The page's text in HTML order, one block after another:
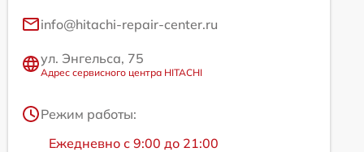
info@hitachi-repair-center.ru
ул. Энгельса, 75
Адрес сервисного центра HITACHI
Режим работы:
Ежедневно с 9:00 до 21:00